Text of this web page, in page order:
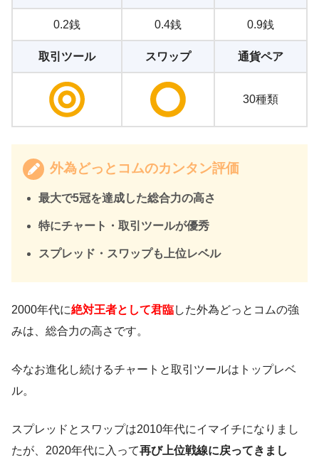
0.2銭 0.4銭 0.9銭
取引ツール スワップ 通貨ペア
30種類
外為どっとコムのカンタン評価
最大で5冠を達成した総合力の高さ
特にチャート・取引ツールが優秀
スプレッド・スワップも上位レベル
2000年代に絶対王者として君臨した外為どっとコムの強
みは、総合力の高さです。
今なお進化し続けるチャートと取引ツールはトップレベ
ル。
スプレッドとスワップは2010年代にイマイチになりまし
たが、2020年代に入って再び上位戦線に戻ってきまし